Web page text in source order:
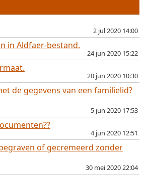
2 jul 2020 14:00
in Aldfaer-bestand.
24 jun 2020 15:22
20 jun 2020 10:30
de gegevens van een familielid?
5 jun 2020 17:53
4 jun 2020 12:51
of gecremeerd zonder
30 mei 2020 22:04